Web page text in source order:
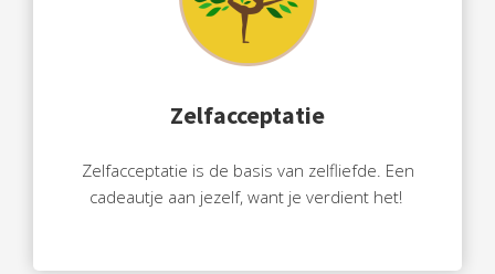
Zelfacceptatie
Zelfacceptatie is de basis van zelfliefde. Een
cadeautje aan jezelf, want je verdient het!